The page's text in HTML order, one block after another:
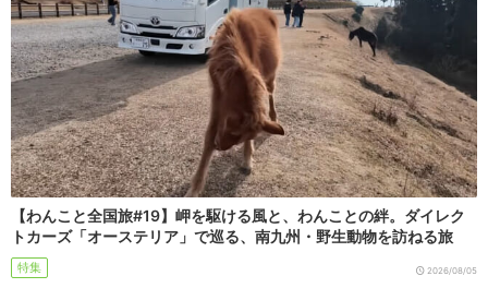
【わんこと全国旅#19】岬を駆ける風と、わんことの絆。ダイレク
トカーズ「オーステリア」で巡る、南九州・野生動物を訪ねる旅
特集 2026/08/05